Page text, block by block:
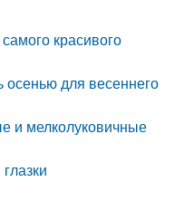
красивого
осенью для весеннего
и мелколуковичные